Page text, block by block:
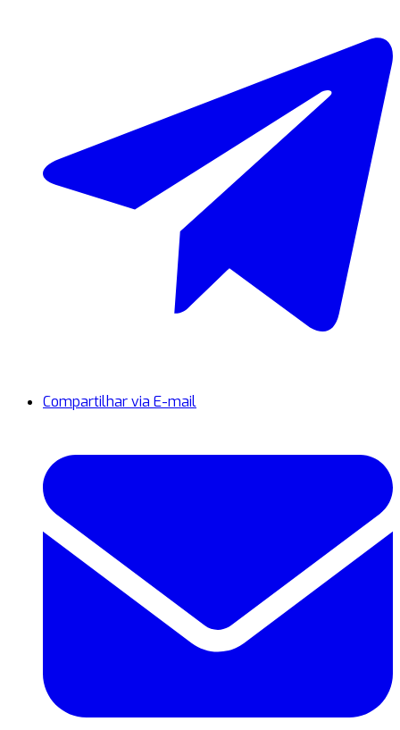
Compartilhar via E-mail